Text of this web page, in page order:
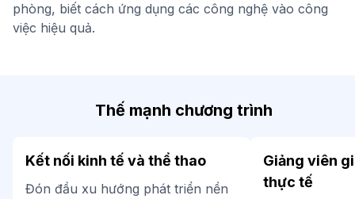
phòng, biết cách ứng dụng các công nghệ vào công
việc hiệu quả.
Thế mạnh chương trình
Kết nối kinh tế và thể thao
Đón đầu xu hướng phát triển nền
Giảng viên
thực tế